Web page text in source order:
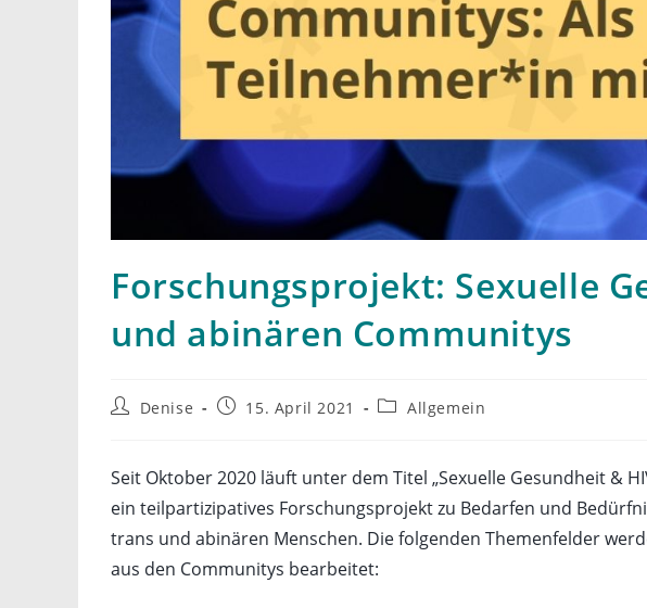
Forschungsprojekt: Sexuelle
und abinären Communitys
Beitrags-
Denise
Beitrag15. April 2021
Beitrags-
Allgemein
Seit Oktober 2020 läuft unter dem Titel „Sexuelle Gesundheit &
ein teilpartizipatives Forschungsprojekt zu Bedarfen und
trans und abinären Menschen. Die folgenden Themenfelder
aus den Communitys bearbeitet: